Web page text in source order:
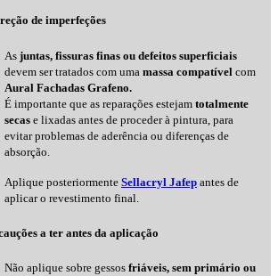
de imperfeções
As juntas, fissuras finas ou defeitos superficiais
devem ser tratados com uma massa compatível com
Aural Fachadas Grafeno.
É importante que as reparações estejam totalmente
secas e lixadas antes de proceder à pintura, para
evitar problemas de aderência ou diferenças de
absorção.
Aplique posteriormente Sellacryl Jafep antes de
aplicar o revestimento final.
a ter antes da aplicação
Não aplique sobre gessos friáveis, sem primário ou